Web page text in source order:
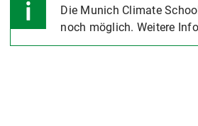
Die Munich Climate
noch möglich. Weitere